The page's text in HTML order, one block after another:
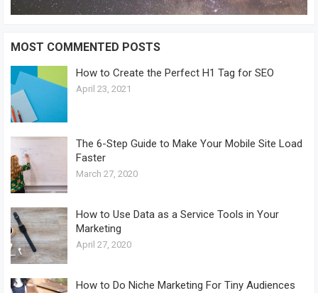
MOST COMMENTED POSTS
How to Create the Perfect H1 Tag for SEO
April 23, 2021
The 6-Step Guide to Make Your Mobile Site Load
Faster
March 27, 2020
How to Use Data as a Service Tools in Your
Marketing
April 27, 2020
How to Do Niche Marketing For Tiny Audiences